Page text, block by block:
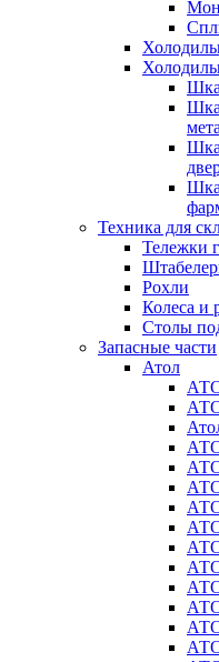
Техника для
Тележки
Рохли
Колеса и
Столы
Запасные части
Атол